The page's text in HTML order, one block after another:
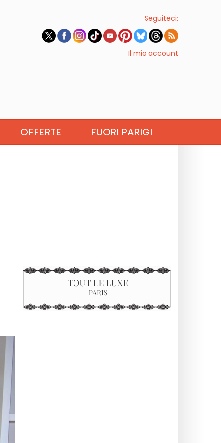
Seguiteci:
Il mio account
OFFERTE FUORI PARIGI